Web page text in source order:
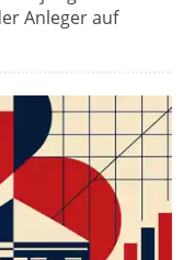
Anleger auf